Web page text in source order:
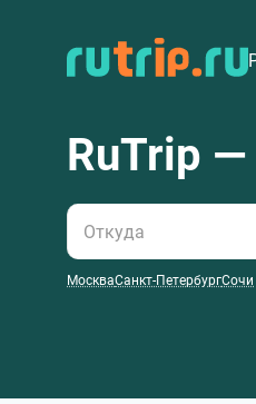
RuTrip
МоскваСанкт-ПетербургСочи